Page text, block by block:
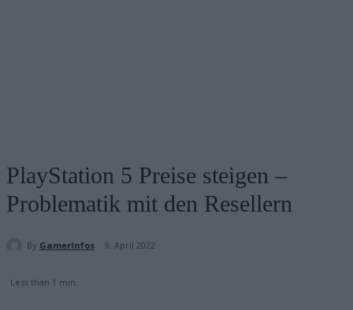
PlayStation 5 Preise steigen –
Problematik mit den Resellern
By GamerInfos 9. April 2022
Less than 1 min.